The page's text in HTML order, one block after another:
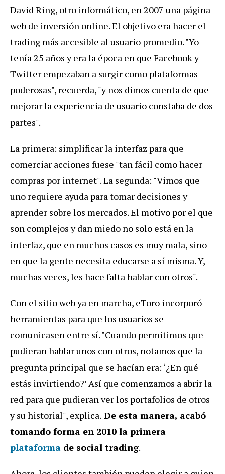
David Ring, otro informático, en 2007 una página
web de inversión online. El objetivo era hacer el
trading más accesible al usuario promedio. "Yo
tenía 25 años y era la época en que Facebook y
Twitter empezaban a surgir como plataformas
poderosas", recuerda, "y nos dimos cuenta de que
mejorar la experiencia de usuario constaba de dos
partes".
La primera: simplificar la interfaz para que
comerciar acciones fuese "tan fácil como hacer
compras por internet". La segunda: "Vimos que
uno requiere ayuda para tomar decisiones y
aprender sobre los mercados. El motivo por el que
son complejos y dan miedo no solo está en la
interfaz, que en muchos casos es muy mala, sino
en que la gente necesita educarse a sí misma. Y,
muchas veces, les hace falta hablar con otros".
Con el sitio web ya en marcha, eToro incorporó
herramientas para que los usuarios se
comunicasen entre sí. "Cuando permitimos que
pudieran hablar unos con otros, notamos que la
pregunta principal que se hacían era: ‘¿En qué
estás invirtiendo?’ Así que comenzamos a abrir la
red para que pudieran ver los portafolios de otros
y su historial", explica. De esta manera, acabó
tomando forma en 2010 la primera
plataforma de social trading.